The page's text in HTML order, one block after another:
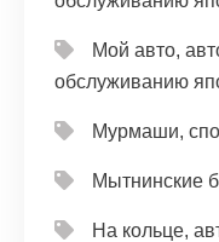
Мой авто,
обслуживанию
Мурмаши,
Мытнинские
На кольце,